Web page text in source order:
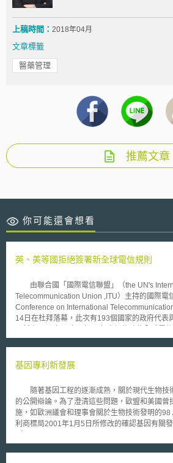
上稿時間： 2018年04月
文章標籤
醫藥管理
推薦文章
你可能還會想看
英、美等國拒絕簽署新全球電信規則
由聯合國「國際電信聯盟」（the UN's
Telecommunication Union ,ITU）主持的國際電
Conference on International
14日在杜拜落幕，此次有193個國家的政府代表
Telecommunication Regulations ,ITRs），該
進網路的普及。 這項修正案最大爭議點就在「人權」二字。若政府擁
政策的國家是否會濫用審查權，控制輿論進行不當審
書長Hamadoun Touré認為網際網路應該納入全
派則認為此舉扼殺了網路自由，美國代表團團長
路政策不應由聯合國成員國來定，應該由公民、
定。 經過激烈的辯論之後，共有89國支持這項修正案，而包括美國、
月1日生效，由於修正後的新規定必須經過所有
基因專利新發展
隨著基因工程的逐漸成熟，關於現代生物技
的公開辯論。為了澄清這些問題，歐盟和美國曾
施，如歐洲議會和理事會關於生物技術發明的
利商標局2001年1月5日所修改的確認基因有關
January 2001）。 然而，美國最高法院於2013年《Association for